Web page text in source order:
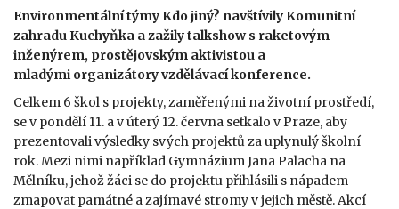
Environmentální týmy Kdo jiný? navštívily Komunitní
zahradu Kuchyňka a zažily talkshow s raketovým
inženýrem, prostějovským aktivistou a
mladými organizátory vzdělávací konference.
Celkem 6 škol s projekty, zaměřenými na životní prostředí,
se v pondělí 11. a v úterý 12. června setkalo v Praze, aby
prezentovali výsledky svých projektů za uplynulý školní
rok. Mezi nimi například Gymnázium Jana Palacha na
Mělníku, jehož žáci se do projektu přihlásili s nápadem
zmapovat památné a zajímavé stromy v jejich městě. Akcí